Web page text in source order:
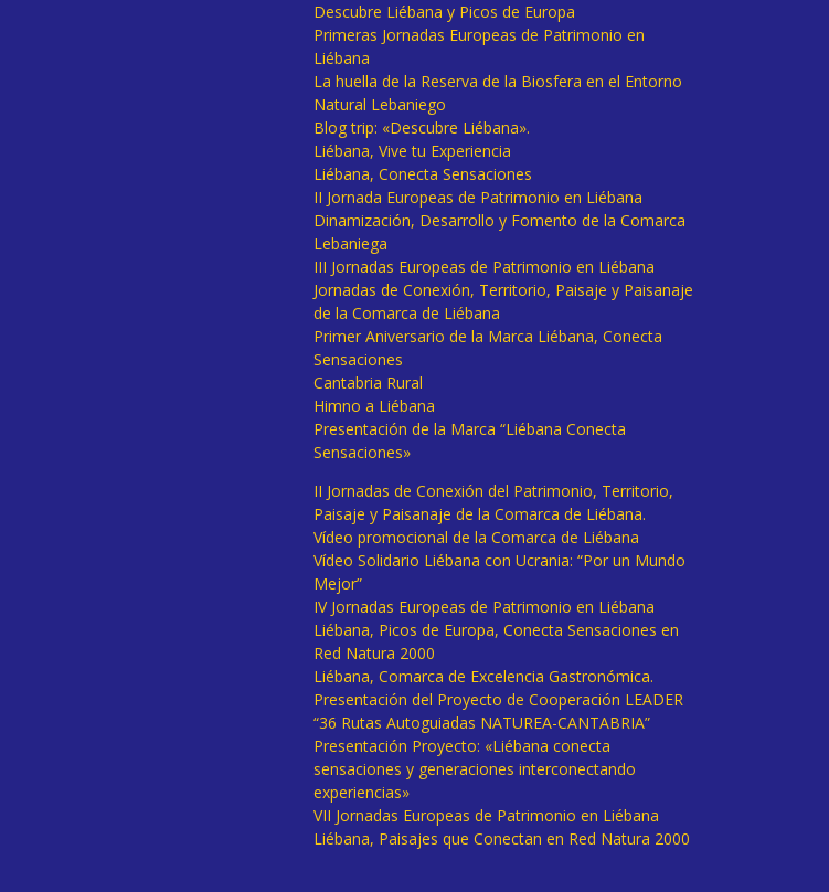
Descubre Liébana y Picos de Europa
Primeras Jornadas Europeas de Patrimonio en
Liébana
La huella de la Reserva de la Biosfera en el Entorno
Natural Lebaniego
Blog trip: «Descubre Liébana».
Liébana, Vive tu Experiencia
Liébana, Conecta Sensaciones
II Jornada Europeas de Patrimonio en Liébana
Dinamización, Desarrollo y Fomento de la Comarca
Lebaniega
III Jornadas Europeas de Patrimonio en Liébana
Jornadas de Conexión, Territorio, Paisaje y Paisanaje
de la Comarca de Liébana
Primer Aniversario de la Marca Liébana, Conecta
Sensaciones
Cantabria Rural
Himno a Liébana
Presentación de la Marca “Liébana Conecta
Sensaciones»
II Jornadas de Conexión del Patrimonio, Territorio,
Paisaje y Paisanaje de la Comarca de Liébana.
Vídeo promocional de la Comarca de Liébana
Vídeo Solidario Liébana con Ucrania: “Por un Mundo
Mejor”
IV Jornadas Europeas de Patrimonio en Liébana
Liébana, Picos de Europa, Conecta Sensaciones en
Red Natura 2000
Liébana, Comarca de Excelencia Gastronómica.
Presentación del Proyecto de Cooperación LEADER
“36 Rutas Autoguiadas NATUREA-CANTABRIA”
Presentación Proyecto: «Liébana conecta
sensaciones y generaciones interconectando
experiencias»
VII Jornadas Europeas de Patrimonio en Liébana
Liébana, Paisajes que Conectan en Red Natura 2000